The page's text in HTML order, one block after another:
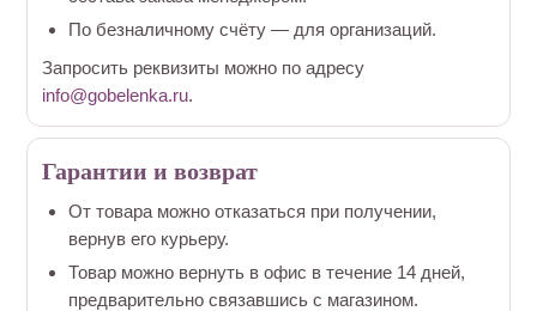
По безналичному счёту — для организаций.
Запросить реквизиты можно по адресу
info@gobelenka.ru.
Гарантии и возврат
От товара можно отказаться при получении,
вернув его курьеру.
Товар можно вернуть в офис в течение 14 дней,
предварительно связавшись с магазином.